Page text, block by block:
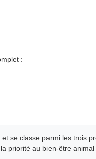
:
se classe parmi les trois
priorité au bien-être animal